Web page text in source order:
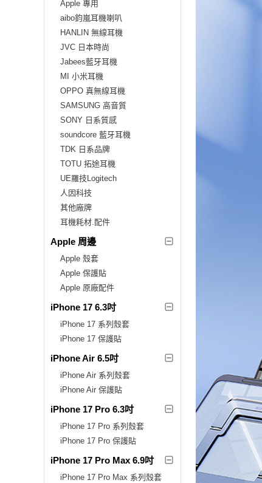
Apple 專用
aibo鈞嵐耳機喇叭
HANLIN 無線耳機
JVC 日本時尚
Jabees藍牙耳機
MI 小米耳機
OPPO 真無線耳機
SAMSUNG 高音質
SONY 日系質感
soundcore 藍牙耳機
TDK 日系品牌
TOTU 拓途耳機
UE羅技Logitech
人因科技
其他廠牌
耳機耗材.配件
Apple 周邊
Apple 殼套
Apple 保護貼
Apple 原廠配件
iPhone 17 6.3吋
iPhone 17 系列殼套
iPhone 17 保護貼
iPhone Air 6.5吋
iPhone Air 系列殼套
iPhone Air 保護貼
iPhone 17 Pro 6.3吋
iPhone 17 Pro 系列殼套
iPhone 17 Pro 保護貼
iPhone 17 Pro Max 6.9吋
iPhone 17 Pro Max 系列殼套